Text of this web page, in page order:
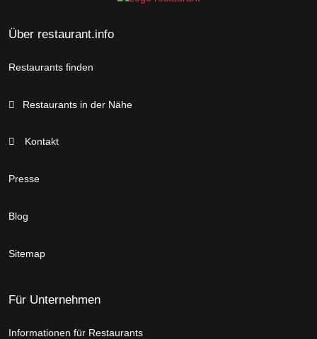
Über restaurant.info
Restaurants finden
Restaurants in der Nähe
Kontakt
Presse
Blog
Sitemap
Für Unternehmen
Informationen für Restaurants